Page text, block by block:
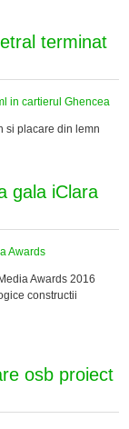
terminat
si placare din lemn
gala iClara
Awards 2016
constructii
osb proiect